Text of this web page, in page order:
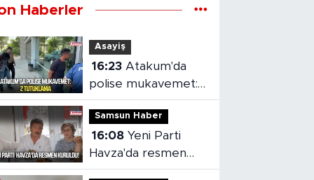
Haberler
Asayiş
16:23 Atakum'da
polise mukavemet:
2 tutuklama
Samsun Haber
16:08
Havza'da resmen
kuruldu